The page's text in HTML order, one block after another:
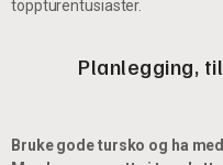
toppturentusiaster.
Planlegging,
Bruke gode tursko og ha